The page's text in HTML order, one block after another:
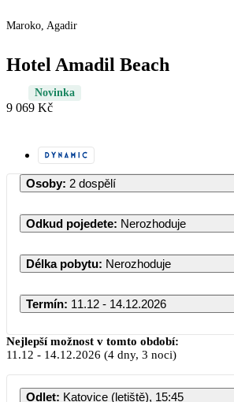
Maroko, Agadir
Hotel Amadil Beach
Novinka
9 069 Kč
Osoby: 2 dospělí
Odkud pojedete: Nerozhoduje
Délka pobytu: Nerozhoduje
Termín: 11.12 - 14.12.2026
Prosinec 2026
PO ÚT ST ČT PÁ
Nejlepší možnost v tomto období:
11.12 - 14.12.2026 (4 dny, 3 noci)
Odlet: Katovice (letiště), 15:45